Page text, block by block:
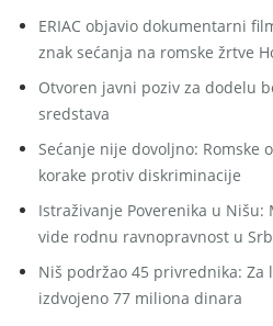
ERIAC objavio dokumentarni
znak sećanja na romske žrtve
Otvoren javni poziv za dodelu
sredstava
Sećanje nije dovoljno: Romske
korake protiv diskriminacije
Istraživanje Poverenika u
vide rodnu ravnopravnost u
Niš podržao 45 privrednika: Za
izdvojeno 77 miliona dinara